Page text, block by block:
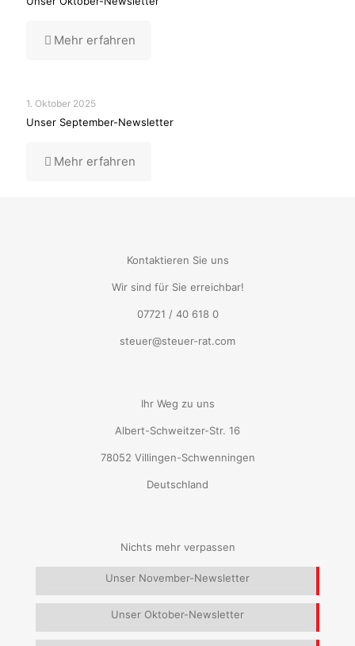
Mehr erfahren
1. Oktober 2025
Unser September-Newsletter
Mehr erfahren
Kontaktieren Sie uns
Wir sind für Sie erreichbar!
07721 / 40 618 0
steuer@steuer-rat.com
Ihr Weg zu uns
Albert-Schweitzer-Str. 16
78052 Villingen-Schwenningen
Deutschland
Nichts mehr verpassen
Unser November-Newsletter
Unser Oktober-Newsletter